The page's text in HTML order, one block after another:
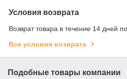
Условия возврата
Возврат товара в течение 14 дней
Все условия возврата
Подобные товары компании